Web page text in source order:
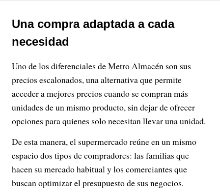
Una compra adaptada a cada
necesidad
Uno de los diferenciales de Metro Almacén son sus
precios escalonados, una alternativa que permite
acceder a mejores precios cuando se compran más
unidades de un mismo producto, sin dejar de ofrecer
opciones para quienes solo necesitan llevar una unidad.
De esta manera, el supermercado reúne en un mismo
espacio dos tipos de compradores: las familias que
hacen su mercado habitual y los comerciantes que
buscan optimizar el presupuesto de sus negocios.